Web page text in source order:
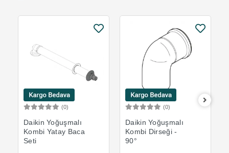
(0)
Daikin Yoğuşmalı
Kombi Yatay Baca
Seti
(0)
Daikin Yoğuşmalı
Kombi Dirseği -
90°